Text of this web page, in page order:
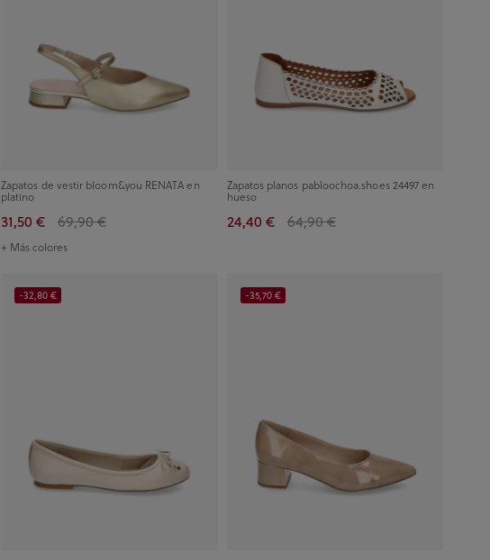
Zapatos de vestir bloom&you RENATA en
platino
31,50 € 69,90 €
+ Más colores
Zapatos planos pabloochoa.shoes 24497 en
hueso
24,40 € 64,90 €
-32,80 € -35,70 €